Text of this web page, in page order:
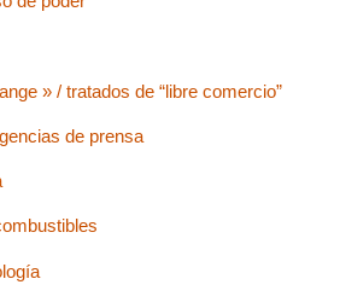
» / tratados de “libre comercio”
de prensa